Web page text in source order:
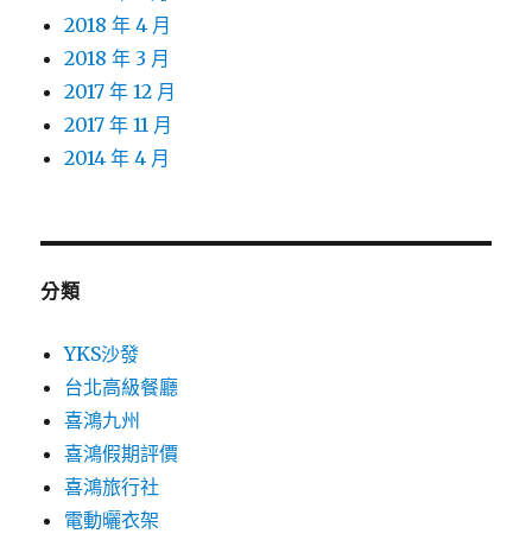
2018 年 4 月
2018 年 3 月
2017 年 12 月
2017 年 11 月
2014 年 4 月
分類
YKS沙發
台北高級餐廳
喜鴻九州
喜鴻假期評價
喜鴻旅行社
電動曬衣架